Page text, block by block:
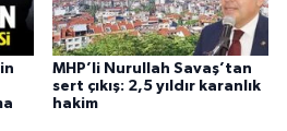
MHP’li Nurullah Savaş’tan
sert çıkış: 2,5 yıldır karanlık
hakim